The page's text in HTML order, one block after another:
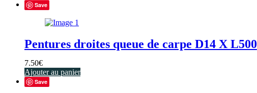
Save
Pentures droites queue de carpe D14 X L500
7.50€
Ajouter au panier
Save